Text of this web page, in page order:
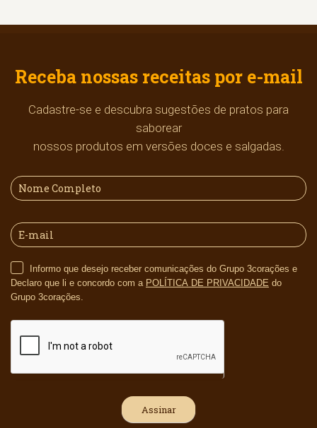
Receba nossas receitas por e-mail
Cadastre-se e descubra sugestões de pratos para
saborear
nossos produtos em versões doces e salgadas.
Declaro que li e concordo com a POLÍTICA DE PRIVACIDADE do
Grupo 3corações.